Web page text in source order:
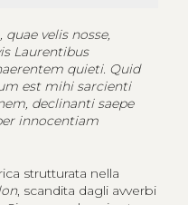
velis nosse,
Laurentibus
quieti. Quid
est mihi sarcienti
declinanti saepe
innocentiam
strutturata nella
, scandita dagli avverbi